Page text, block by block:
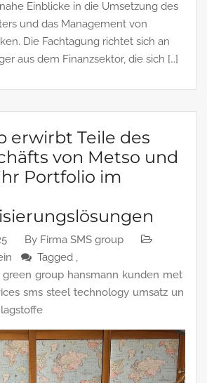
Einblicke in die Umsetzung des
und das Management von
Die Fachtagung richtet sich an
aus dem Finanzsektor, die sich […]
erwirbt Teile des
von Metso und
Portfolio im
By Firma SMS group
Tagged ,
green group hansmann kunden met
sms steel technology umsatz un